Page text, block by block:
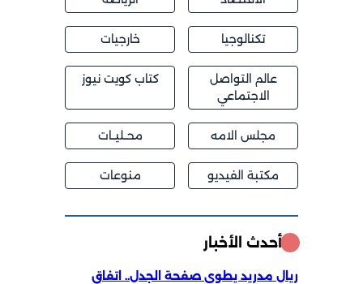
تكنالوجيا خارجيات
عالم التواصل
الاجتماعي
كتاب كويت نيوز
مجلس الامه محــليــات
مكتبة الفيديو منوعات
أحدث الأخبار
ريال مدريد يطوي صفحة الجدل.. اتفاق